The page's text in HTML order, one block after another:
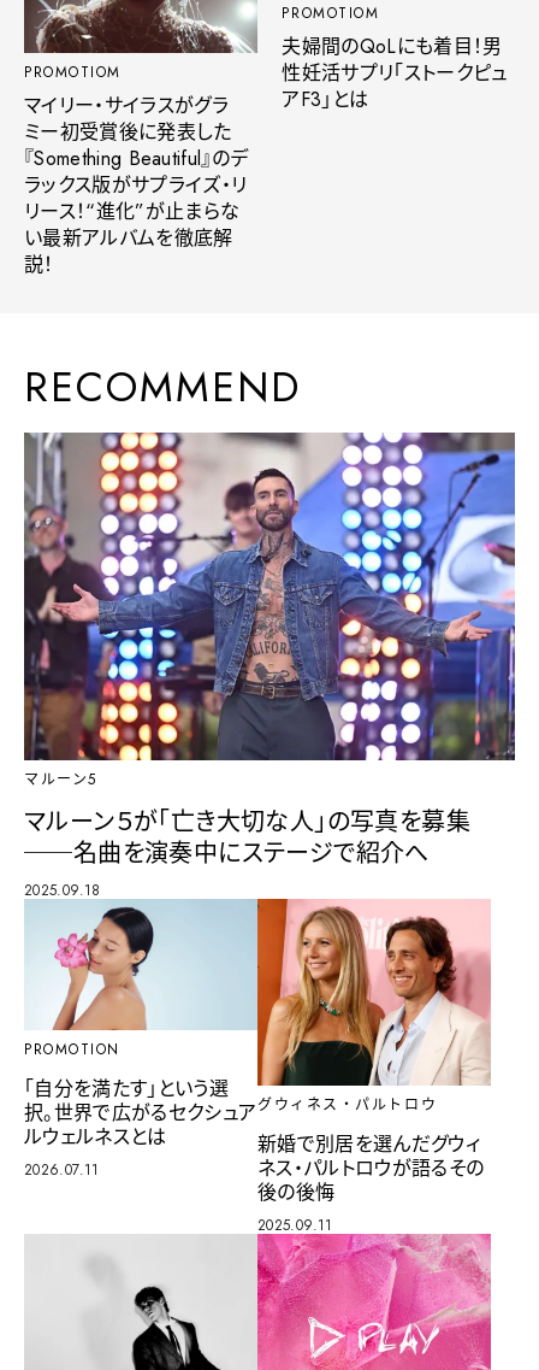
PROMOTIOM
マイリー・サイラスがグラ
ミー初受賞後に発表した
『Something Beautiful』のデ
ラックス版がサプライズ・リ
リース！“進化”が止まらな
い最新アルバムを徹底解
説！
PROMOTIOM
夫婦間のQoLにも着目！男
性妊活サプリ「ストークピュ
アF3」とは
RECOMMEND
マルーン5
マルーン５が「亡き大切な人」の写真を募集
──名曲を演奏中にステージで紹介へ
2025.09.18
PROMOTION
「自分を満たす」という選
択。世界で広がるセクシュア
ルウェルネスとは
2026.07.11
グウィネス・パルトロウ
新婚で別居を選んだグウィ
ネス・パルトロウが語るその
後の後悔
2025.09.11